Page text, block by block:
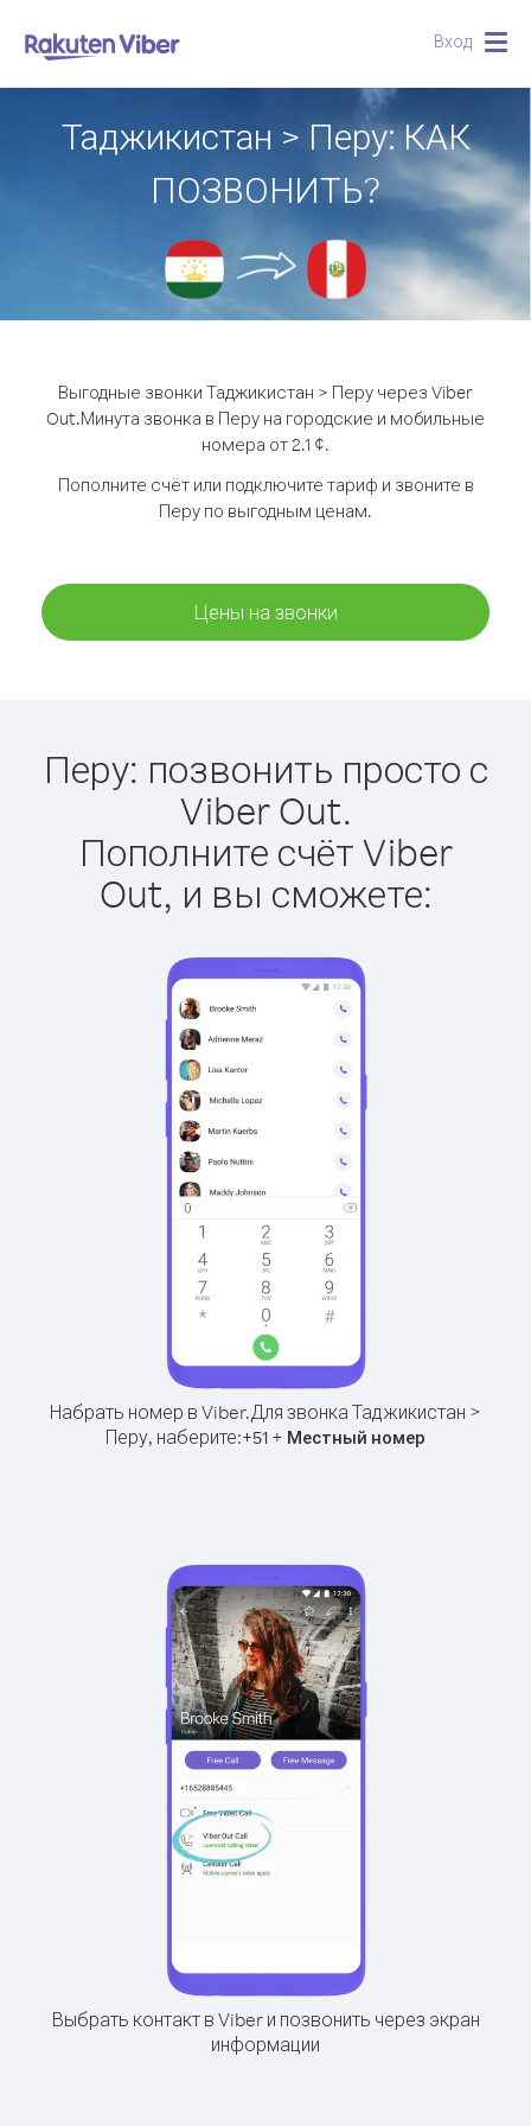
Вход
Таджикистан > Перу: КАК
ПОЗВОНИТЬ?
Выгодные звонки Таджикистан > Перу через Viber
Out.Минута звонка в Перу на городские и мобильные
номера от 2.1 ¢.
Пополните счёт или подключите тариф и звоните в
Перу по выгодным ценам.
Цены на звонки
Перу: позвонить просто с
Viber Out.
Пополните счёт Viber
Out, и вы сможете:
Набрать номер в Viber.Для звонка Таджикистан >
Перу, наберите:+51 + Местный номер
Выбрать контакт в Viber и позвонить через экран
информации